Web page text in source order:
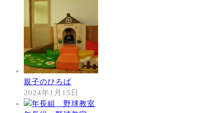
親子のひろば
2024年1月15日